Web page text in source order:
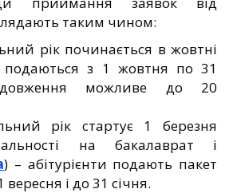
таким чином:
рік починається в жовтні
подаються з 1 жовтня по 31
можливе до 20
рік стартує 1 березня
на бакалаврат і
) – абітурієнти подають пакет
вересня і до 31 січня.